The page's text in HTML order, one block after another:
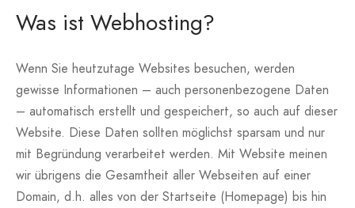
Was ist Webhosting?
Wenn Sie heutzutage Websites besuchen, werden
gewisse Informationen – auch personenbezogene Daten
– automatisch erstellt und gespeichert, so auch auf dieser
Website. Diese Daten sollten möglichst sparsam und nur
mit Begründung verarbeitet werden. Mit Website meinen
wir übrigens die Gesamtheit aller Webseiten auf einer
Domain, d.h. alles von der Startseite (Homepage) bis hin